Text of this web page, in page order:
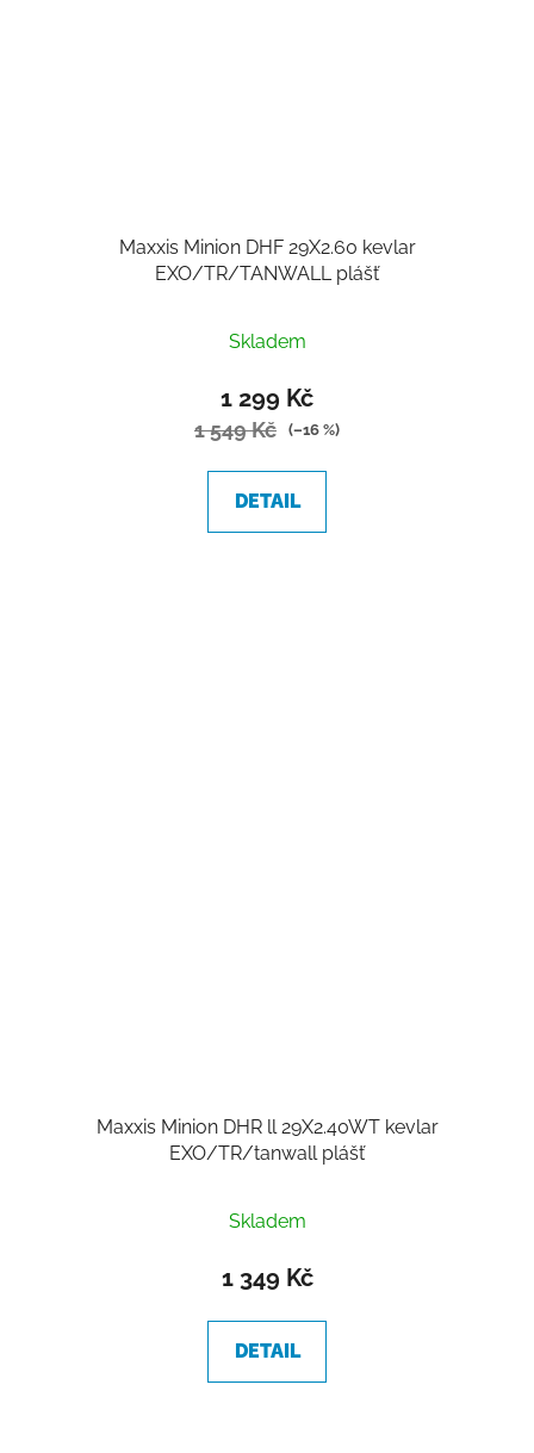
Maxxis Minion DHF 29X2.60 kevlar
EXO/TR/TANWALL plášť
Skladem
1 299 Kč
1 549 Kč (–16 %)
DETAIL
Maxxis Minion DHR ll 29X2.40WT kevlar
EXO/TR/tanwall plášť
Skladem
1 349 Kč
DETAIL